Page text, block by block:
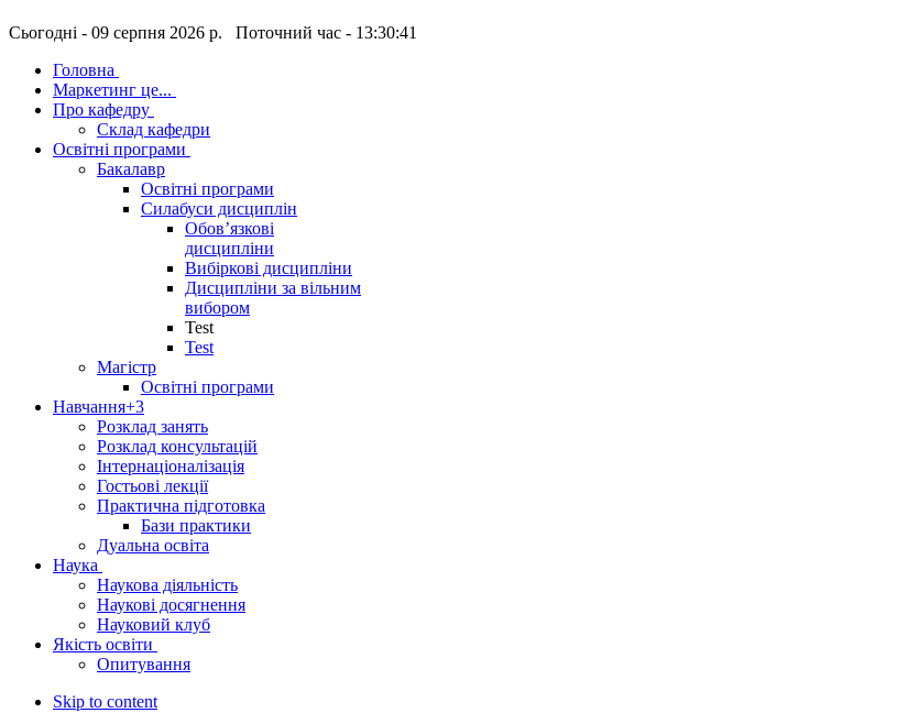
Сьогодні - 09 серпня 2026 р. Поточний час - 13:30:41
Головна
Маркетинг це...
Про кафедру
Склад кафедри
Освітні програми
Бакалавр
Освітні програми
Силабуси дисциплін
Обов’язкові
дисципліни
Вибіркові дисципліни
Дисципліни за вільним
вибором
Test
Test
Магістр
Освітні програми
Навчання+3
Розклад занять
Розклад консультацій
Інтернаціоналізація
Гостьові лекції
Практична підготовка
Бази практики
Дуальна освіта
Наука
Наукова діяльність
Наукові досягнення
Науковий клуб
Якість освіти
Опитування
Skip to content